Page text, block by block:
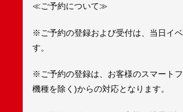
≪ご予約について≫
※ご予約の登録および受付は、当日イ
す。
※ご予約の登録は、お客様のスマート
機種を除く)からの対応となります。